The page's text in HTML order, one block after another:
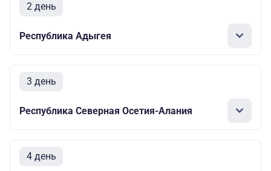
2 день
Республика Адыгея
3 день
Республика Северная Осетия-Алания
4 день